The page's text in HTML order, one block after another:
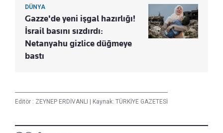
DÜNYA
Gazze'de yeni işgal hazırlığı!
İsrail basını sızdırdı:
Netanyahu gizlice düğmeye
bastı
Editör : ZEYNEP ERDİVANLI Kaynak: TÜRKİYE GAZETESİ